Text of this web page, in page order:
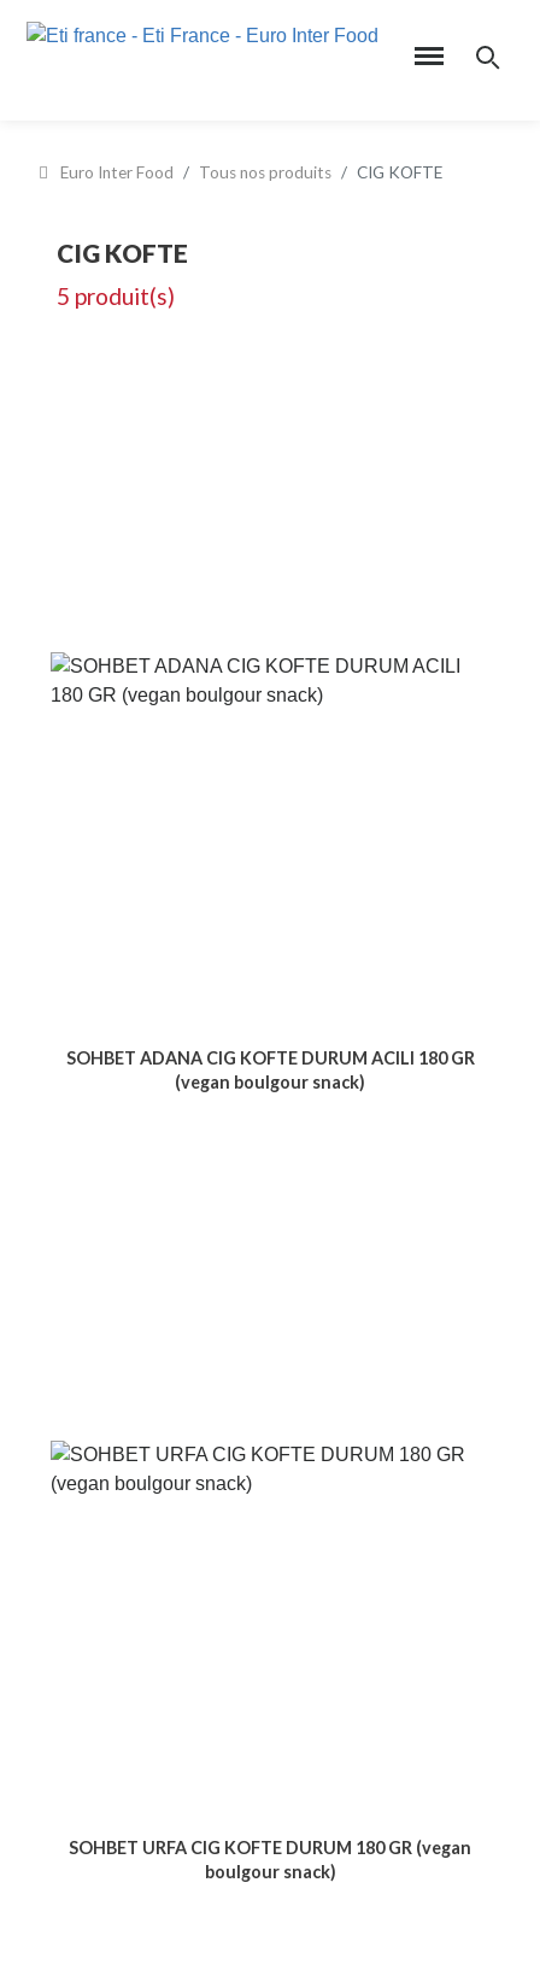
Euro Inter Food Tous nos produits CIG KOFTE
CIG KOFTE
5 produit(s)
SOHBET ADANA CIG KOFTE DURUM ACILI 180 GR
(vegan boulgour snack)
SOHBET URFA CIG KOFTE DURUM 180 GR (vegan
boulgour snack)